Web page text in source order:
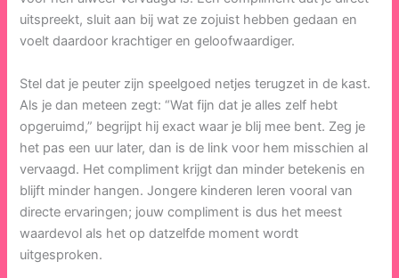
uitspreekt, sluit aan bij wat ze zojuist hebben gedaan en
voelt daardoor krachtiger en geloofwaardiger.
Stel dat je peuter zijn speelgoed netjes terugzet in de kast.
Als je dan meteen zegt: “Wat fijn dat je alles zelf hebt
opgeruimd,” begrijpt hij exact waar je blij mee bent. Zeg je
het pas een uur later, dan is de link voor hem misschien al
vervaagd. Het compliment krijgt dan minder betekenis en
blijft minder hangen. Jongere kinderen leren vooral van
directe ervaringen; jouw compliment is dus het meest
waardevol als het op datzelfde moment wordt
uitgesproken.